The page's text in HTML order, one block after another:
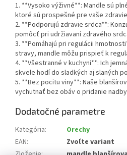
1. **Vysoko výživné**: Mandle sú
ktoré sú prospešné pre vaše
2. **Podporujú zdravie srdca**:
pomôcť pri udržiavaní zdravého
3. **Pomáhajú pri regulácii
stravy, mandle môžu prispieť k
4. **Všestranné v kuchyni**: Ich
skvele hodí do sladkých aj slaných
5. **Bez pocitu viny**: Naše
vychutnať bez obáv o pridanie
Dodatočné parametre
Kategória:
Orechy
EAN:
Zvoľte variant